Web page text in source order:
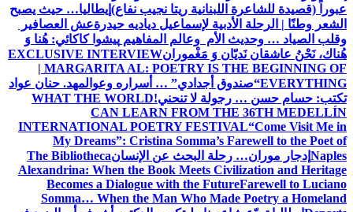
عبوراً (قصيدة للشاعرة اللبنانية ريتا نجيب نفاع) إيطاليا… حيث يصبح
الشعر وطنًا | الرحلة الأدبية لإسماعيل دياديه حيدرةعش العصافير
وقلب الصياد … وحديث الأم وعالم المفاهيم پیشوا کاکائي: هُنا وَ
هُناك، نَحْنُ عاشقان نَديّان وَ مَغْمورانEXCLUSIVE INTERVIEW
| MARGARITA AL: POETRY IS THE BEGINNING OF
EVERYTHING“صندوق أجدادي” … أسراره وعوالمهد. حنان عواد
تكتب: حسام حسن … رجولة لا تنحني!WHAT THE WORLD
CAN LEARN FROM THE 36TH MEDELLÍN
INTERNATIONAL POETRY FESTIVAL“Come Visit Me in
My Dreams”: Cristina Somma’s Farewell to the Poet of
Naples إدجار موران… رحلة البحث عن الإنسانThe Bibliotheca
Alexandrina: When the Book Meets Civilization and Heritage
Becomes a Dialogue with the FutureFarewell to Luciano
Somma… When the Man Who Made Poetry a Homeland